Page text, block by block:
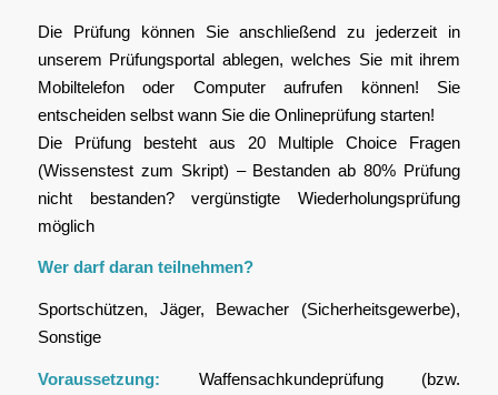
Die Prüfung können Sie anschließend zu jederzeit in
unserem Prüfungsportal ablegen, welches Sie mit ihrem
Mobiltelefon oder Computer aufrufen können! Sie
entscheiden selbst wann Sie die Onlineprüfung starten!
Die Prüfung besteht aus 20 Multiple Choice Fragen
(Wissenstest zum Skript) – Bestanden ab 80% Prüfung
nicht bestanden? vergünstigte Wiederholungsprüfung
möglich
Wer darf daran teilnehmen?
Sportschützen, Jäger, Bewacher (Sicherheitsgewerbe),
Sonstige
Voraussetzung: Waffensachkundeprüfung (bzw.